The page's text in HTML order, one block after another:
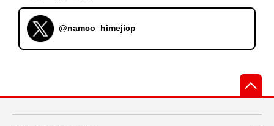
@namco_himejicp